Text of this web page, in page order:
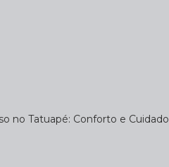
no Tatuapé: Conforto e Cuidado